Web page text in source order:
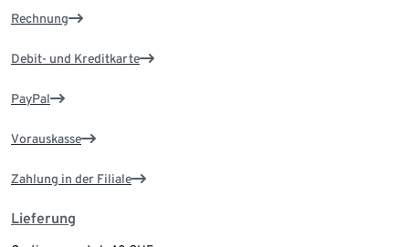
Rechnung
Debit- und Kreditkarte
PayPal
Vorauskasse
Zahlung in der Filiale
Lieferung